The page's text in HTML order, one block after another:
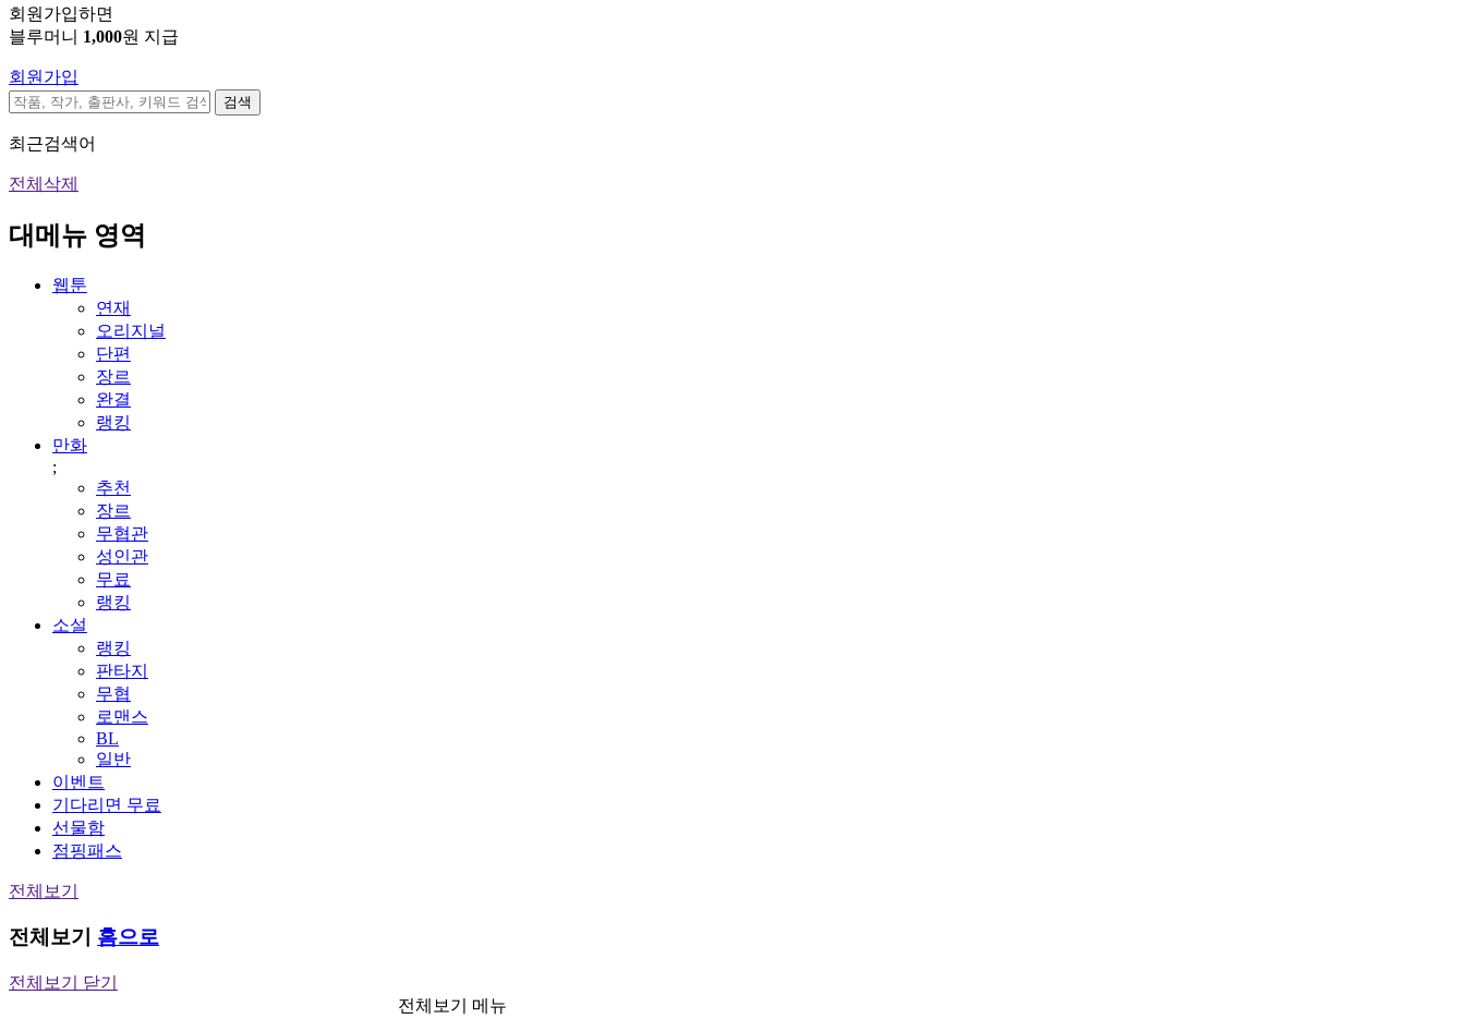
회원가입하면
블루머니 1,000원 지급
회원가입
검색
최근검색어
전체삭제
대메뉴 영역
웹툰
연재
오리지널
단편
장르
완결
랭킹
만화
;
추천
장르
무협관
성인관
무료
랭킹
소설
랭킹
판타지
무협
로맨스
BL
일반
이벤트
기다리면 무료
선물함
점핑패스
전체보기
전체보기 홈으로
전체보기 닫기
전체보기 메뉴